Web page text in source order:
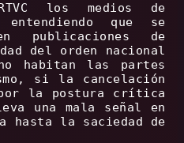
los medios de
entendiendo que se
publicaciones de
del orden nacional
habitan las partes
si la cancelación
la postura crítica
una mala señal en
hasta la saciedad de